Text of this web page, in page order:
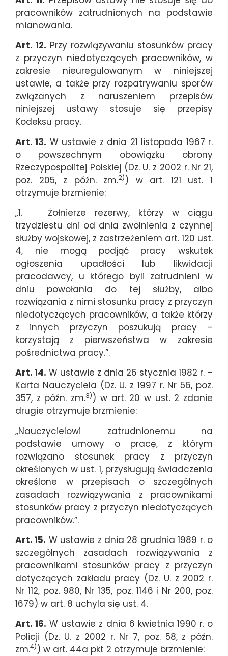
pracowników zatrudnionych na podstawie
mianowania.
Art. 12. Przy rozwiązywaniu stosunków pracy
z przyczyn niedotyczących pracowników, w
zakresie nieuregulowanym w niniejszej
ustawie, a także przy rozpatrywaniu sporów
związanych z naruszeniem przepisów
niniejszej ustawy stosuje się przepisy
Kodeksu pracy.
Art. 13. W ustawie z dnia 21 listopada 1967 r.
o powszechnym obowiązku obrony
Rzeczypospolitej Polskiej (Dz. U. z 2002 r. Nr 21,
poz. 205, z późn. zm.2)) w art. 121 ust. 1
otrzymuje brzmienie:
„1. Żołnierze rezerwy, którzy w ciągu
trzydziestu dni od dnia zwolnienia z czynnej
służby wojskowej, z zastrzeżeniem art. 120 ust.
4, nie mogą podjąć pracy wskutek
ogłoszenia upadłości lub likwidacji
pracodawcy, u którego byli zatrudnieni w
dniu powołania do tej służby, albo
rozwiązania z nimi stosunku pracy z przyczyn
niedotyczących pracowników, a także którzy
z innych przyczyn poszukują pracy –
korzystają z pierwszeństwa w zakresie
pośrednictwa pracy.”.
Art. 14. W ustawie z dnia 26 stycznia 1982 r. –
Karta Nauczyciela (Dz. U. z 1997 r. Nr 56, poz.
357, z późn. zm.3)) w art. 20 w ust. 2 zdanie
drugie otrzymuje brzmienie:
„Nauczycielowi zatrudnionemu na
podstawie umowy o pracę, z którym
rozwiązano stosunek pracy z przyczyn
określonych w ust. 1, przysługują świadczenia
określone w przepisach o szczególnych
zasadach rozwiązywania z pracownikami
stosunków pracy z przyczyn niedotyczących
pracowników.”.
Art. 15. W ustawie z dnia 28 grudnia 1989 r. o
szczególnych zasadach rozwiązywania z
pracownikami stosunków pracy z przyczyn
dotyczących zakładu pracy (Dz. U. z 2002 r.
Nr 112, poz. 980, Nr 135, poz. 1146 i Nr 200, poz.
1679) w art. 8 uchyla się ust. 4.
Art. 16. W ustawie z dnia 6 kwietnia 1990 r. o
Policji (Dz. U. z 2002 r. Nr 7, poz. 58, z późn.
zm.4)) w art. 44a pkt 2 otrzymuje brzmienie: